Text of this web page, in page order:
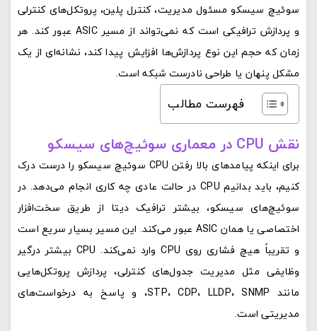
سوئیچ سیسکو مسئول مدیریت، کنترل پلین، پروتکل‌های کنترلی
و پردازش ترافیکی است که نمی‌تواند از مسیر ASIC عبور کند. هر
زمان که حجم این نوع پردازش‌ها افزایش پیدا کند، نشانه‌ای از یک
مشکل پنهان یا طراحی نادرست شبکه است.
فهرست مطالب
نقش CPU در معماری سوئیچ‌های سیسکو
برای اینکه پیامدهای بالا رفتن CPU سوئیچ سیسکو را درست درک
کنیم، باید بدانیم CPU در حالت عادی چه کاری انجام می‌دهد. در
سوئیچ‌های سیسکو، بیشتر ترافیک دیتا از طریق سخت‌افزار
اختصاصی یا همان ASIC عبور می‌کند. این مسیر بسیار سریع است
و تقریباً هیچ فشاری روی CPU وارد نمی‌کند. CPU بیشتر درگیر
وظایفی مثل مدیریت جدول‌های کنترلی، پردازش پروتکل‌هایی
مانند STP، CDP، LLDP، SNMP، و پاسخ به درخواست‌های
مدیریتی است.